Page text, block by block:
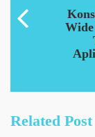
Related Post